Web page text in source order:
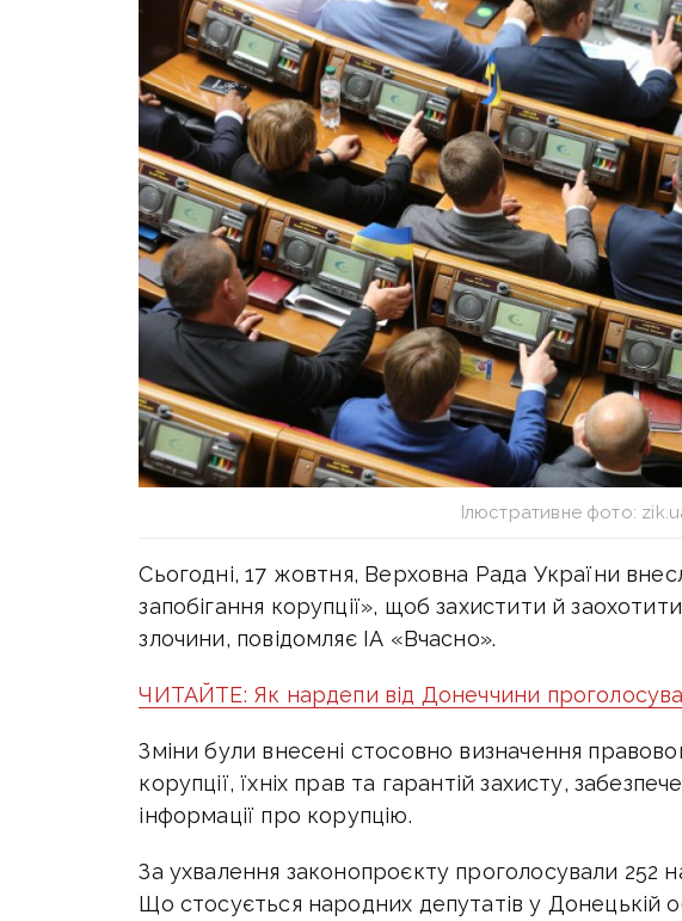
Ілюстративне фото:
Сьогодні, 17 жовтня, Верховна Рада України
запобігання корупції», щоб захистити й
злочини, повідомляє ІА «Вчасно».
ЧИТАЙТЕ: Як нардепи від Донеччини
Зміни були внесені стосовно визначення
корупції, їхніх прав та гарантій захисту,
інформації про корупцію.
За ухвалення законопроєкту проголосували 252
Що стосується народних депутатів у Донецькій